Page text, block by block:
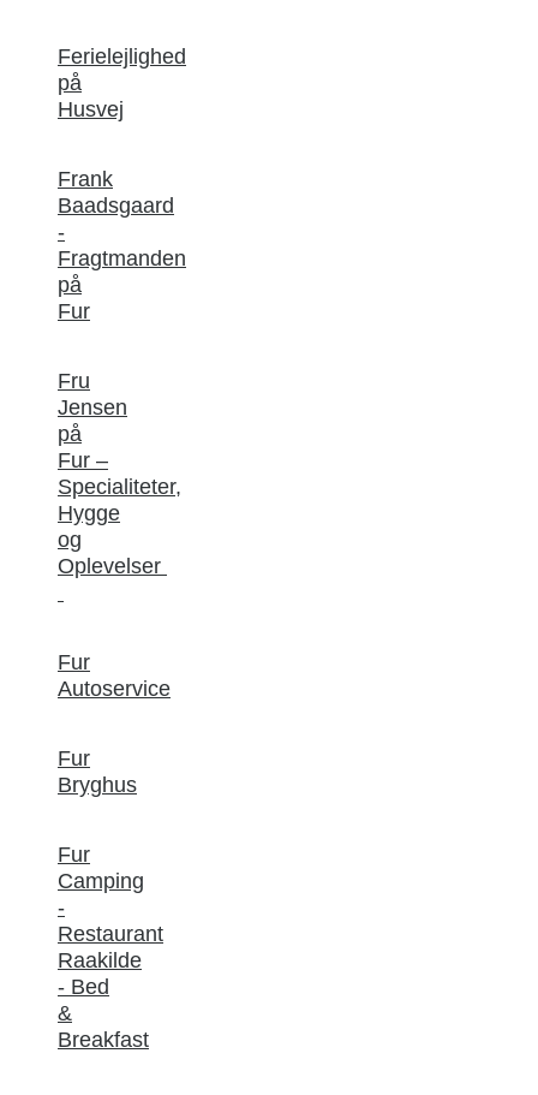
Ferielejlighed
på
Husvej
Frank
Baadsgaard
-
Fragtmanden
på
Fur
Fru
Jensen
på
Fur –
Specialiteter,
Hygge
og
Oplevelser
Fur
Autoservice
Fur
Bryghus
Fur
Camping
-
Restaurant
Raakilde
- Bed
&
Breakfast